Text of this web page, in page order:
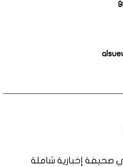
إخبارية شاملة